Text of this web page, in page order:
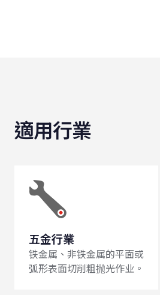
適用行業
五金行業
铁金属、非铁金属的平面或
弧形表面切削粗抛光作业。